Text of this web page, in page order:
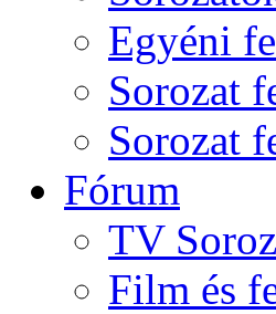
Egyéni
Sorozat
Sorozat
Fórum
TV
Film és